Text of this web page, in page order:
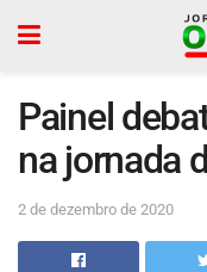
Painel
na jornada
2 de dezembro de 2020